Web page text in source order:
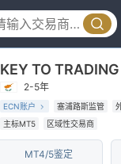
KEY TO TRADING
2-5年
ECN账户 塞浦路斯监管
主标MT5
区域性交易商
MT4/5鉴定